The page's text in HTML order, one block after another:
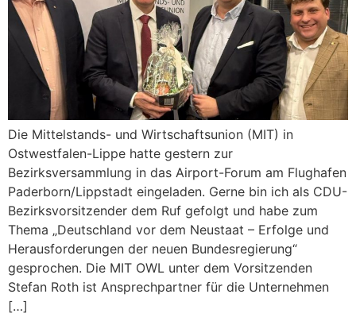
Die Mittelstands- und Wirtschaftsunion (MIT) in
Ostwestfalen-Lippe hatte gestern zur
Bezirksversammlung in das Airport-Forum am Flughafen
Paderborn/Lippstadt eingeladen. Gerne bin ich als CDU-
Bezirksvorsitzender dem Ruf gefolgt und habe zum
Thema „Deutschland vor dem Neustaat – Erfolge und
Herausforderungen der neuen Bundesregierung“
gesprochen. Die MIT OWL unter dem Vorsitzenden
Stefan Roth ist Ansprechpartner für die Unternehmen
[…]